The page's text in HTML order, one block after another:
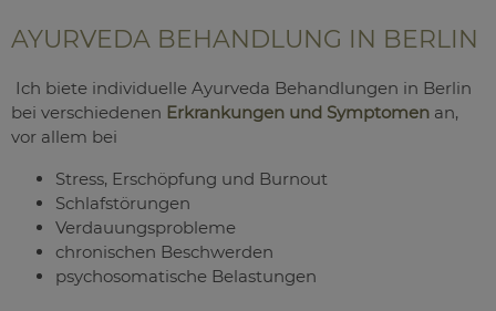
AYURVEDA BEHANDLUNG IN BERLIN
Ich biete individuelle Ayurveda Behandlungen in Berlin
bei verschiedenen Erkrankungen und Symptomen an,
vor allem bei
Stress, Erschöpfung und Burnout
Schlafstörungen
Verdauungsprobleme
chronischen Beschwerden
psychosomatische Belastungen